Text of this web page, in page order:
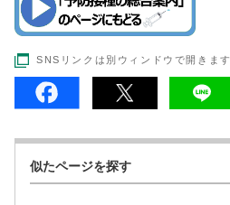
SNSリンクは別ウィンドウで開きます
似たページを探す